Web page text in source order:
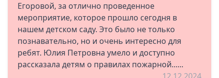
Егоровой, за отлично проведенное
мероприятие, которое прошло сегодня в
нашем детском саду. Это было не только
познавательно, но и очень интересно для
ребят. Юлия Петровна умело и доступно
рассказала детям о правилах пожарной......